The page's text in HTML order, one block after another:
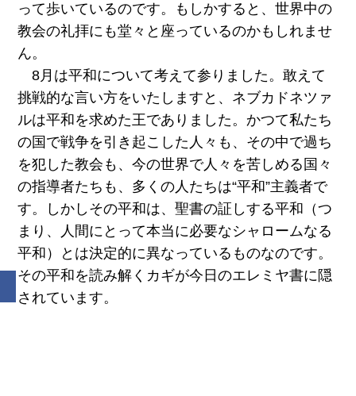
って歩いているのです。もしかすると、世界中の
教会の礼拝にも堂々と座っているのかもしれませ
ん。
8月は平和について考えて参りました。敢えて
挑戦的な言い方をいたしますと、ネブカドネツァ
ルは平和を求めた王でありました。かつて私たち
の国で戦争を引き起こした人々も、その中で過ち
を犯した教会も、今の世界で人々を苦しめる国々
の指導者たちも、多くの人たちは“平和”主義者で
す。しかしその平和は、聖書の証しする平和（つ
まり、人間にとって本当に必要なシャロームなる
平和）とは決定的に異なっているものなのです。
その平和を読み解くカギが今日のエレミヤ書に隠
されています。